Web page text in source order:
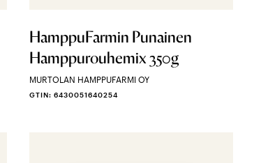
HamppuFarmin Punainen
Hamppurouhemix 350g
MURTOLAN HAMPPUFARMI OY
GTIN: 6430051640254